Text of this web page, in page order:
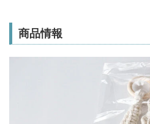
商品情報